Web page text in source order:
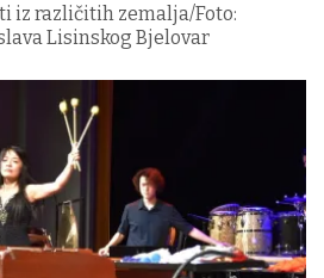
iz različitih zemalja/Foto:
Lisinskog Bjelovar